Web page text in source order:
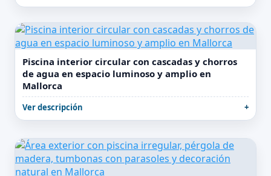
Piscina interior circular con cascadas y chorros
de agua en espacio luminoso y amplio en
Mallorca
Ver descripción